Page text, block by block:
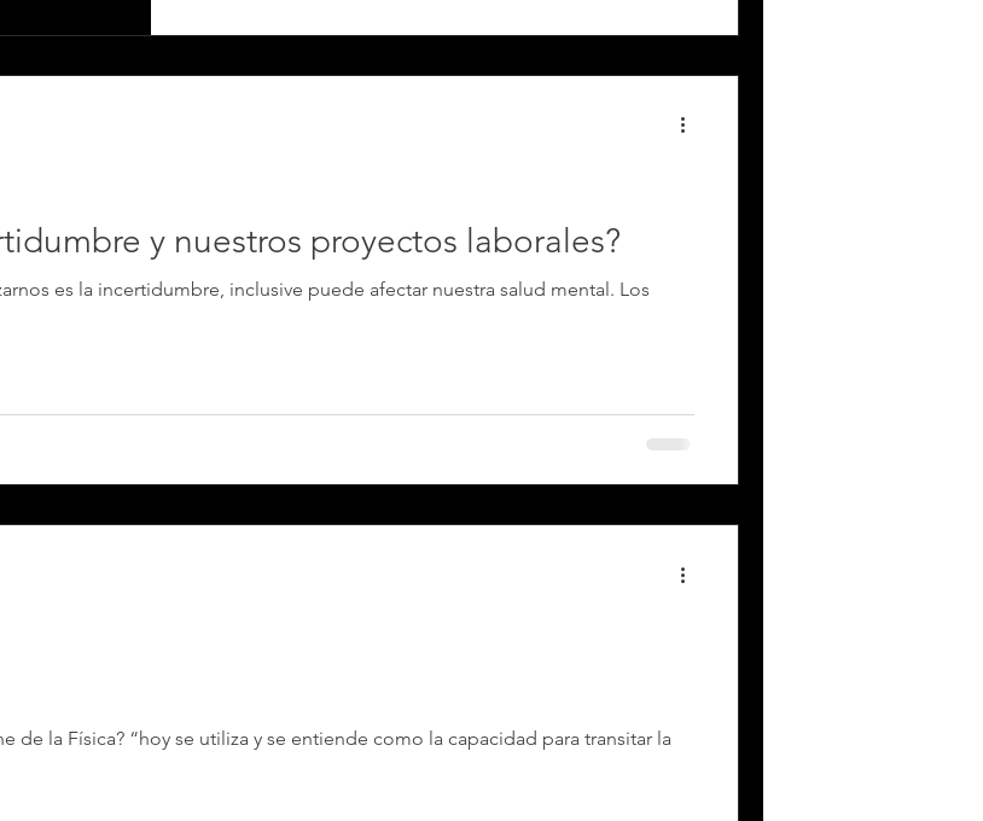
y nuestros proyectos laborales?
es la incertidumbre, inclusive puede afectar nuestra salud mental. Los
de la Física? “hoy se utiliza y se entiende como la capacidad para transitar la